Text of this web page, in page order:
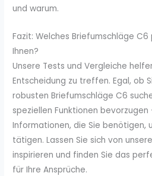
und warum.
Fazit: Welches Briefumschläge
Ihnen?
Unsere Tests und Vergleiche
Entscheidung zu treffen. Egal, ob
robusten Briefumschläge C6
speziellen Funktionen
Informationen, die Sie benötigen,
tätigen. Lassen Sie sich von
inspirieren und finden Sie das
für Ihre Ansprüche.